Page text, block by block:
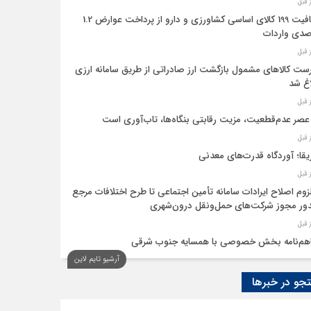
معافیت 199 کالای اساسی کشاورزی و دارو از پرداخت عوارض 1.2
واردات
کالاهای مشمول بازگشت ارز صادراتی از طریق سامانه ارزی
شد
عصر عدم‌قطعیت، مزیت رقابتی بنگاه‌ها، تاب‌آوری است
آوردگاه قدرت‌های معدنی
اصلاح ایرادات سامانه تأمین اجتماعی تا طرح اختلافات مرجع
مجوز شرکت‌های حمل‌ونقل درون‌شهری
بخش خصوصی با همسایه جنوب شرقی
اقتصاد‌ها از هوش مصنوعی
آرشیو تایم لاین
در خبرها